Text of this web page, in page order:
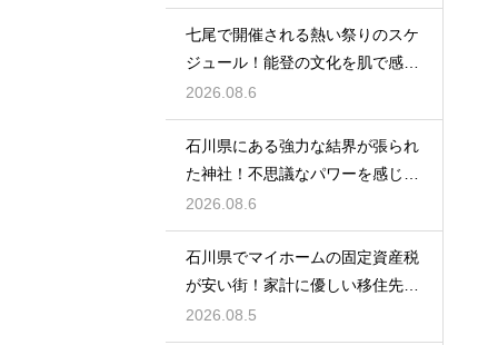
七尾で開催される熱い祭りのスケ
ジュール！能登の文化を肌で感じ
る体験
2026.08.6
石川県にある強力な結界が張られ
た神社！不思議なパワーを感じる
神秘の地
2026.08.6
石川県でマイホームの固定資産税
が安い街！家計に優しい移住先の
選び方
2026.08.5